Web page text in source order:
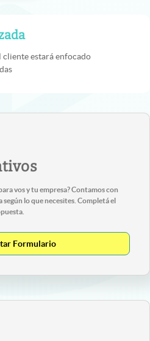
estará enfocado
vos y tu empresa? Contamos con
lo que necesites. Completá el
Formulario